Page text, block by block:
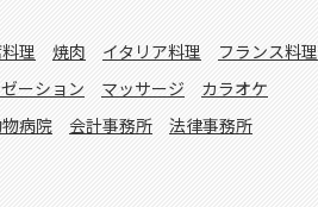
理 焼肉 イタリア料理
フランス料理
ーション マッサージ
カラオケ
病院 会計事務所 法律事務所